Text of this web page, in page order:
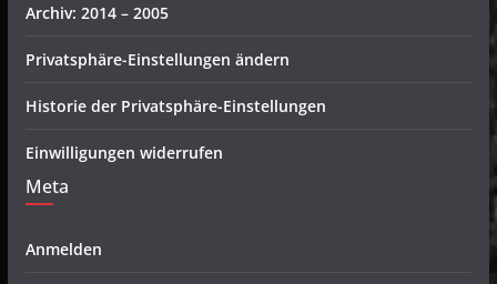
Archiv: 2014 – 2005
Privatsphäre-Einstellungen ändern
Historie der Privatsphäre-Einstellungen
Einwilligungen widerrufen
Meta
Anmelden